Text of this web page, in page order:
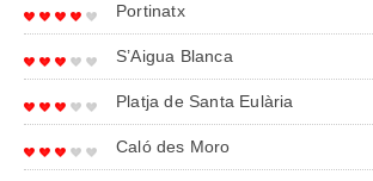
Portinatx
S’Aigua Blanca
Platja de Santa Eulària
Caló des Moro